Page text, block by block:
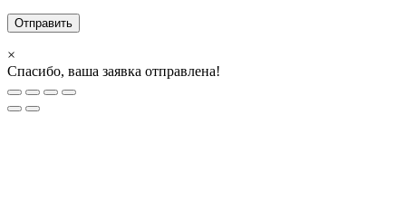
×
Спасибо, ваша заявка отправлена!